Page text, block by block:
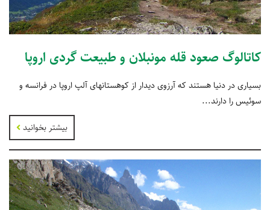
کاتالوگ صعود قله مونبلان و طبیعت گردی اروپا
بسیاری در دنیا هستند که آرزوی دیدار از کوهستانهای آلپ اروپا در فرانسه و
سوئیس را دارند...
بیشتر بخوانید